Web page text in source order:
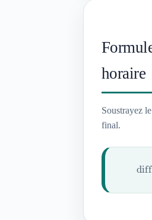
horaire
Soustrayez
final.